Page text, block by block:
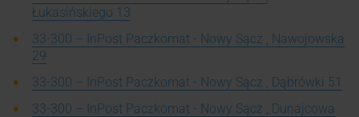
Łukasińskiego 13
33-300 – InPost Paczkomat - Nowy Sącz , Nawojowska
29
33-300 – InPost Paczkomat - Nowy Sącz , Dąbrówki 51
33-300 – InPost Paczkomat - Nowy Sącz , Dunajcowa